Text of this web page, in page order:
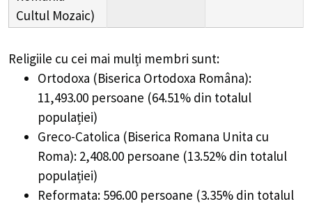
Cultul Mozaic)
Religiile cu cei mai mulți membri sunt:
Ortodoxa (Biserica Ortodoxa Româna):
11,493.00 persoane (64.51% din totalul
populației)
Greco-Catolica (Biserica Romana Unita cu
Roma): 2,408.00 persoane (13.52% din totalul
populației)
Reformata: 596.00 persoane (3.35% din totalul